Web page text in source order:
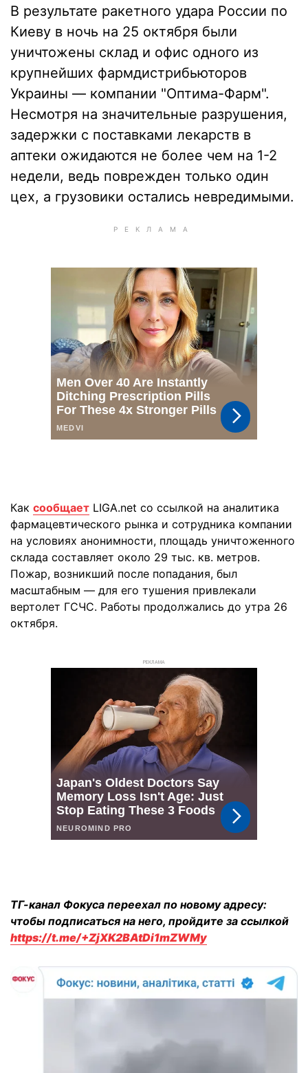
В результате ракетного удара России по
Киеву в ночь на 25 октября были
уничтожены склад и офис одного из
крупнейших фармдистрибьюторов
Украины — компании "Оптима-Фарм".
Несмотря на значительные разрушения,
задержки с поставками лекарств в
аптеки ожидаются не более чем на 1-2
недели, ведь поврежден только один
цех, а грузовики остались невредимыми.
Как сообщает LIGA.net со ссылкой на аналитика
фармацевтического рынка и сотрудника компании
на условиях анонимности, площадь уничтоженного
склада составляет около 29 тыс. кв. метров.
Пожар, возникший после попадания, был
масштабным — для его тушения привлекали
вертолет ГСЧС. Работы продолжались до утра 26
октября.
РЕКЛАМА
ТГ-канал Фокуса переехал по новому адресу:
чтобы подписаться на него, пройдите за ссылкой
https://t.me/+ZjXK2BAtDi1mZWMy